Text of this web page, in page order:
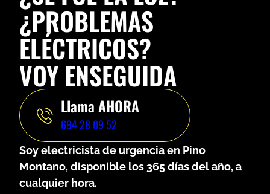
¿PROBLEMAS
ELÉCTRICOS?
VOY ENSEGUIDA
Llama AHORA
694 28 09 52
Soy electricista de urgencia en Pino
Montano, disponible los 365 días del año, a
cualquier hora.